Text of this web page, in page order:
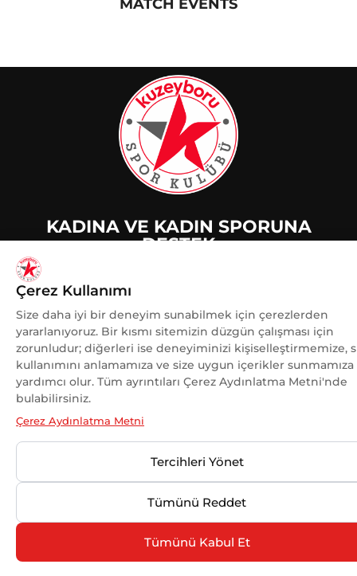
MATCH EVENTS
KADINA VE KADIN SPORUNA
DESTEK
OLMAKTAN GURUR DUYUYORUZ.
© 2025 Kuzeyboru Tüm Hakları Saklıdır |DESIGN BY
MaviPiksel
Çerez Kullanımı
Size daha iyi bir deneyim sunabilmek için çerezlerden
yararlanıyoruz. Bir kısmı sitemizin düzgün çalışması için
zorunludur; diğerleri ise deneyiminizi kişiselleştirmemize,
kullanımını anlamamıza ve size uygun içerikler sunmamıza
yardımcı olur. Tüm ayrıntıları Çerez Aydınlatma Metni'nde
bulabilirsiniz.
Çerez Aydınlatma Metni
Tercihleri Yönet
Tümünü Reddet
Tümünü Kabul Et